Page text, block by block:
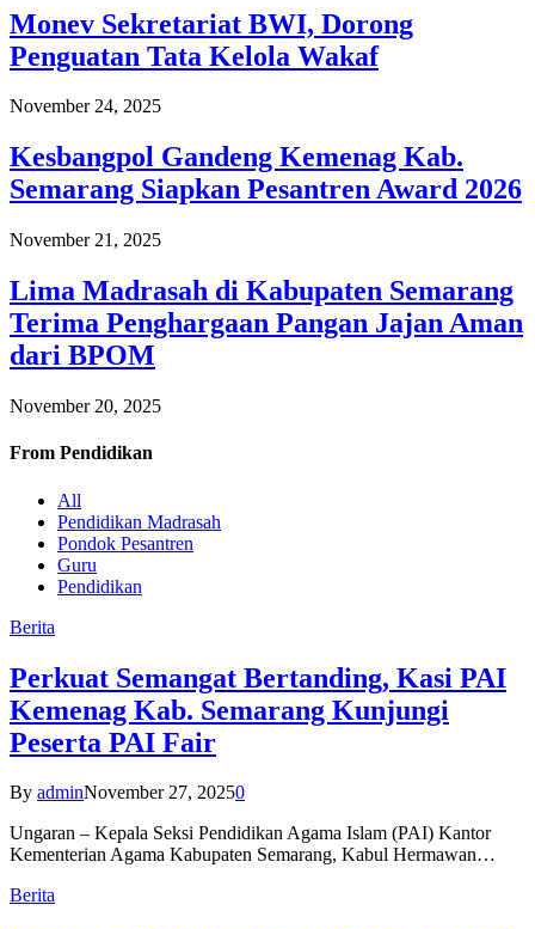
Monev Sekretariat BWI, Dorong
Penguatan Tata Kelola Wakaf
November 24, 2025
Kesbangpol Gandeng Kemenag Kab.
Semarang Siapkan Pesantren Award 2026
November 21, 2025
Lima Madrasah di Kabupaten Semarang
Terima Penghargaan Pangan Jajan Aman
dari BPOM
November 20, 2025
From Pendidikan
All
Pendidikan Madrasah
Pondok Pesantren
Guru
Pendidikan
Berita
Perkuat Semangat Bertanding, Kasi PAI
Kemenag Kab. Semarang Kunjungi
Peserta PAI Fair
By adminNovember 27, 20250
Ungaran – Kepala Seksi Pendidikan Agama Islam (PAI) Kantor
Kementerian Agama Kabupaten Semarang, Kabul Hermawan…
Berita